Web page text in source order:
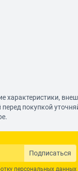
характеристики,
покупкой
Подписаться
персональных данных